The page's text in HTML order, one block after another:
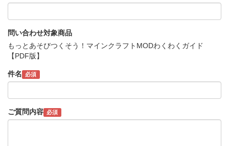
問い合わせ対象商品
もっとあそびつくそう！マインクラフトMODわくわくガイド
【PDF版】
件名 必須
ご質問内容 必須